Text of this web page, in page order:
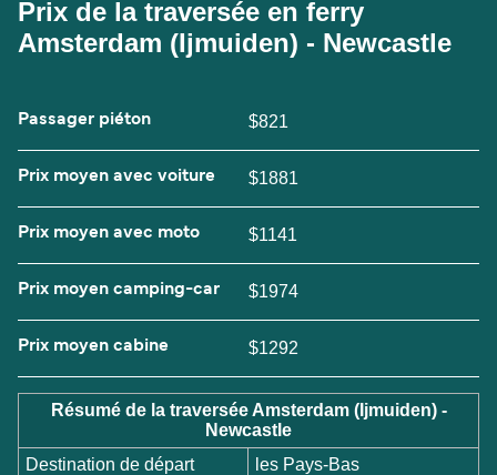
Prix de la traversée en ferry
Amsterdam (Ijmuiden) - Newcastle
Passager piéton $821
Prix moyen avec voiture $1881
Prix moyen avec moto $1141
Prix moyen camping-car $1974
Prix moyen cabine $1292
Résumé de la traversée Amsterdam (Ijmuiden) -
Newcastle
Destination de départ
les Pays-Bas